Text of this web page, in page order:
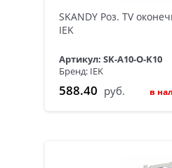
SKANDY Роз. TV
IEK
Артикул: SK-A10-O-K10
Бренд: IEK
588.40 руб. в